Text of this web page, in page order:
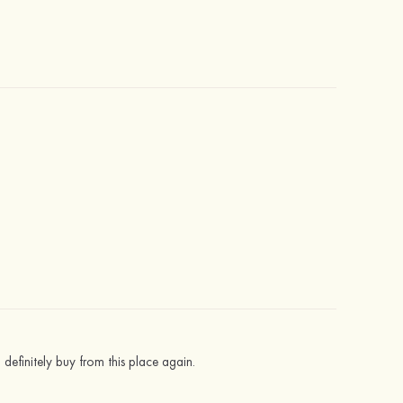
buy from this place again.